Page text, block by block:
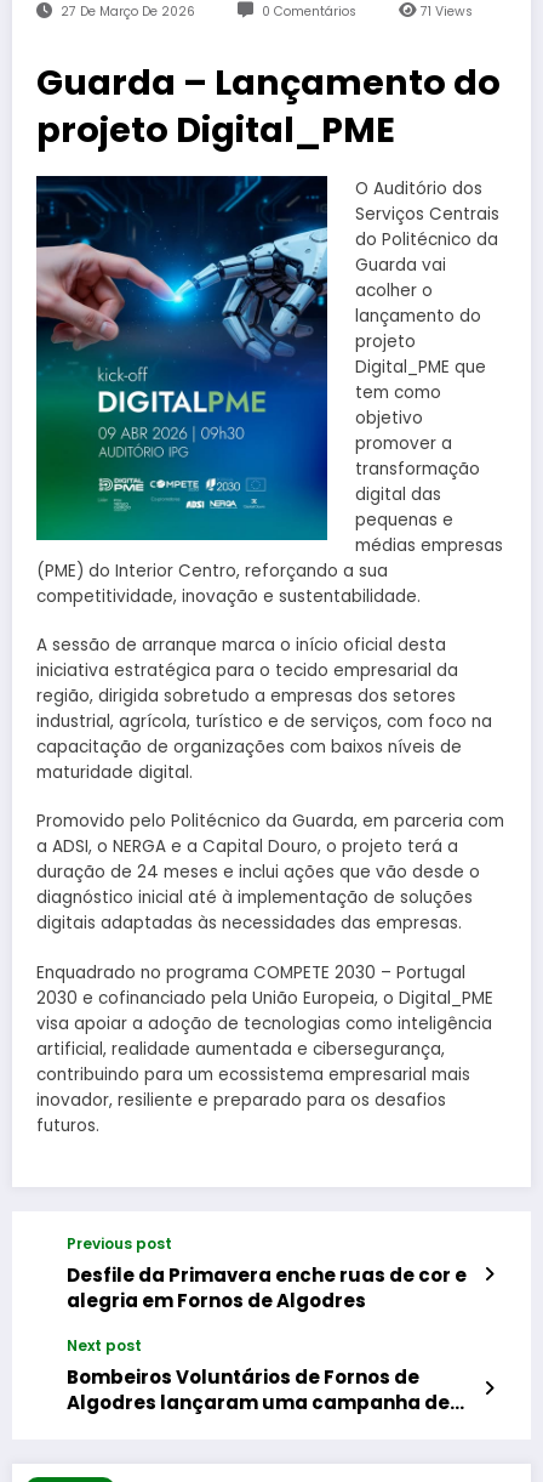
27 De Março De 2026 0 Comentários 71Views
Guarda – Lançamento do
projeto Digital_PME
O Auditório dos
Serviços Centrais
do Politécnico da
Guarda vai
acolher o
lançamento do
projeto
Digital_PME que
tem como
objetivo
promover a
transformação
digital das
pequenas e
médias empresas
(PME) do Interior Centro, reforçando a sua
competitividade, inovação e sustentabilidade.
A sessão de arranque marca o início oficial desta
iniciativa estratégica para o tecido empresarial da
região, dirigida sobretudo a empresas dos setores
industrial, agrícola, turístico e de serviços, com foco na
capacitação de organizações com baixos níveis de
maturidade digital.
Promovido pelo Politécnico da Guarda, em parceria com
a ADSI, o NERGA e a Capital Douro, o projeto terá a
duração de 24 meses e inclui ações que vão desde o
diagnóstico inicial até à implementação de soluções
digitais adaptadas às necessidades das empresas.
Enquadrado no programa COMPETE 2030 – Portugal
2030 e cofinanciado pela União Europeia, o Digital_PME
visa apoiar a adoção de tecnologias como inteligência
artificial, realidade aumentada e cibersegurança,
contribuindo para um ecossistema empresarial mais
inovador, resiliente e preparado para os desafios
futuros.
Previous post
Desfile da Primavera enche ruas de cor e
alegria em Fornos de Algodres
Next post
Bombeiros Voluntários de Fornos de
Algodres lançaram uma campanha de